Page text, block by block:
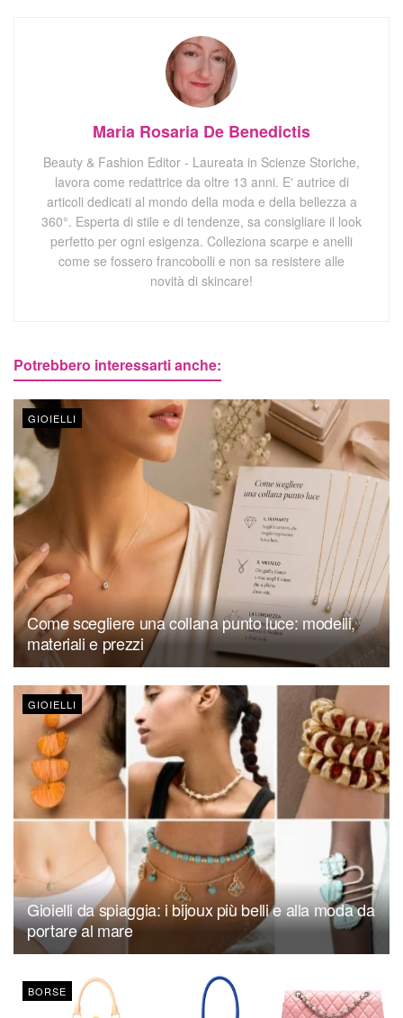
Maria Rosaria De Benedictis
Beauty & Fashion Editor - Laureata in Scienze Storiche,
lavora come redattrice da oltre 13 anni. E' autrice di
articoli dedicati al mondo della moda e della bellezza a
360°. Esperta di stile e di tendenze, sa consigliare il look
perfetto per ogni esigenza. Colleziona scarpe e anelli
come se fossero francobolli e non sa resistere alle
novità di skincare!
Potrebbero interessarti anche:
GIOIELLI
Come scegliere una collana punto luce: modelli,
materiali e prezzi
GIOIELLI
Gioielli da spiaggia: i bijoux più belli e alla moda da
portare al mare
BORSE